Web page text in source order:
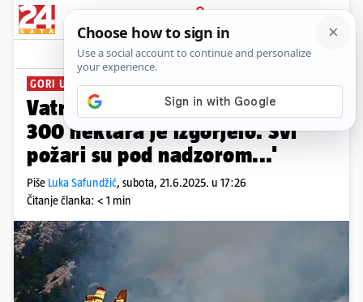
PRIJAVA
News Komentari
GORI U DALMACIJI
Vatrogasni zapovjednik: 'Oko
300 hektara je izgorjelo. Svi
požari su pod nadzorom...'
Piše Luka Safundžić, subota, 21.6.2025. u 17:26
Čitanje članka: < 1 min